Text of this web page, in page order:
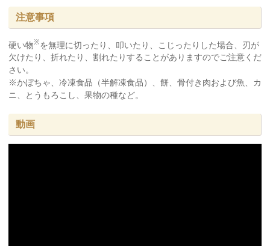
注意事項
硬い物※を無理に切ったり、叩いたり、こじったりした場合、刃が
欠けたり、折れたり、割れたりすることがありますのでご注意くだ
さい。
※かぼちゃ、冷凍食品（半解凍食品）、餅、骨付き肉および魚、カ
ニ、とうもろこし、果物の種など。
動画